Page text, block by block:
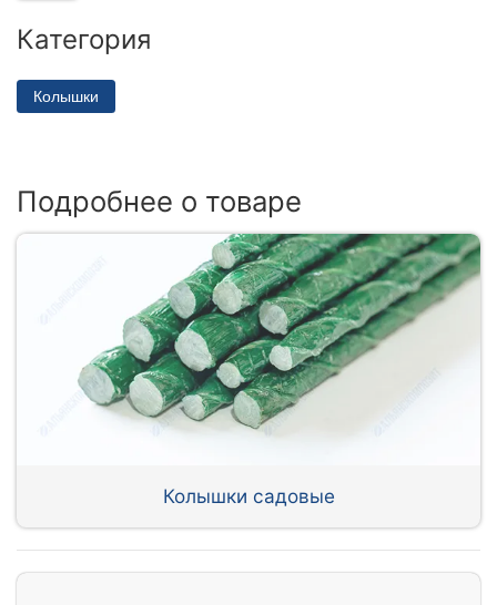
Категория
Колышки
Подробнее о товаре
Колышки садовые